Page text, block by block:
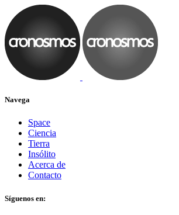
Navega
Space
Ciencia
Tierra
Insólito
Acerca de
Contacto
Síguenos en: